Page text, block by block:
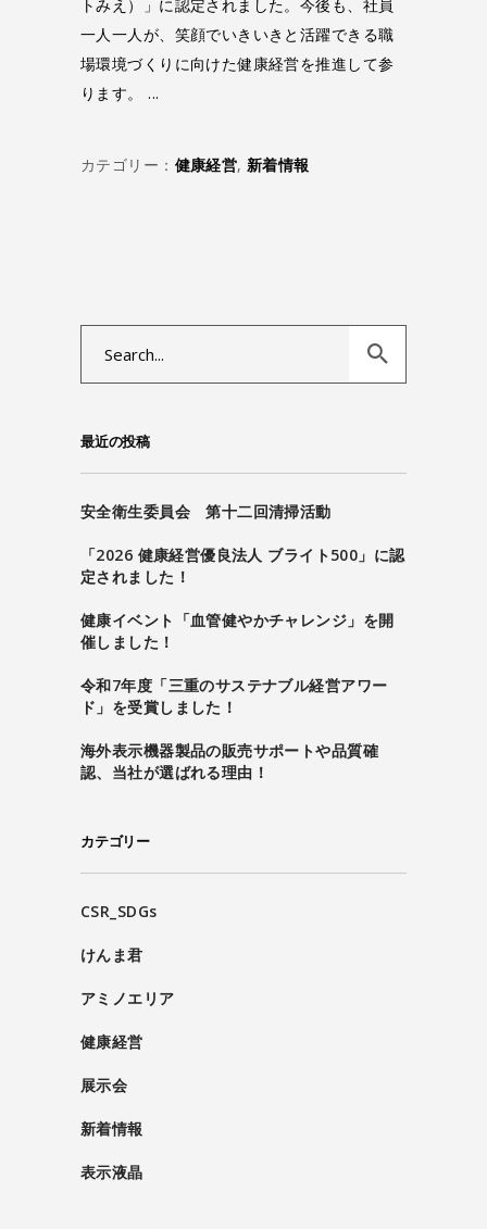
トみえ）」に認定されました。今後も、社員
一人一人が、笑顔でいきいきと活躍できる職
場環境づくりに向けた健康経営を推進して参
ります。
カテゴリー： 健康経営,新着情報
最近の投稿
安全衛生委員会 第十二回清掃活動
「2026 健康経営優良法人 ブライト500」に認
定されました！
健康イベント「血管健やかチャレンジ」を開
催しました！
令和7年度「三重のサステナブル経営アワー
ド」を受賞しました！
海外表示機器製品の販売サポートや品質確
認、当社が選ばれる理由！
カテゴリー
CSR_SDGs
けんま君
アミノエリア
健康経営
展示会
新着情報
表示液晶